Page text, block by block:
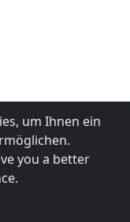
um Ihnen ein
you a better